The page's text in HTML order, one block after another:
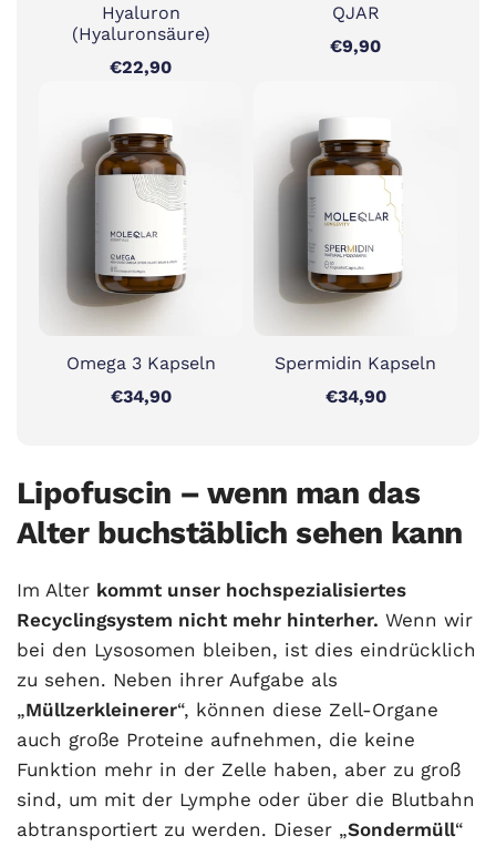
Hyaluron
(Hyaluronsäure)
€22,90
QJAR
€9,90
Omega 3 Kapseln
€34,90
Spermidin Kapseln
€34,90
Lipofuscin – wenn man das
Alter buchstäblich sehen kann
Im Alter kommt unser hochspezialisiertes
Recyclingsystem nicht mehr hinterher. Wenn wir
bei den Lysosomen bleiben, ist dies eindrücklich
zu sehen. Neben ihrer Aufgabe als
„Müllzerkleinerer“, können diese Zell-Organe
auch große Proteine aufnehmen, die keine
Funktion mehr in der Zelle haben, aber zu groß
sind, um mit der Lymphe oder über die Blutbahn
abtransportiert zu werden. Dieser „Sondermüll“